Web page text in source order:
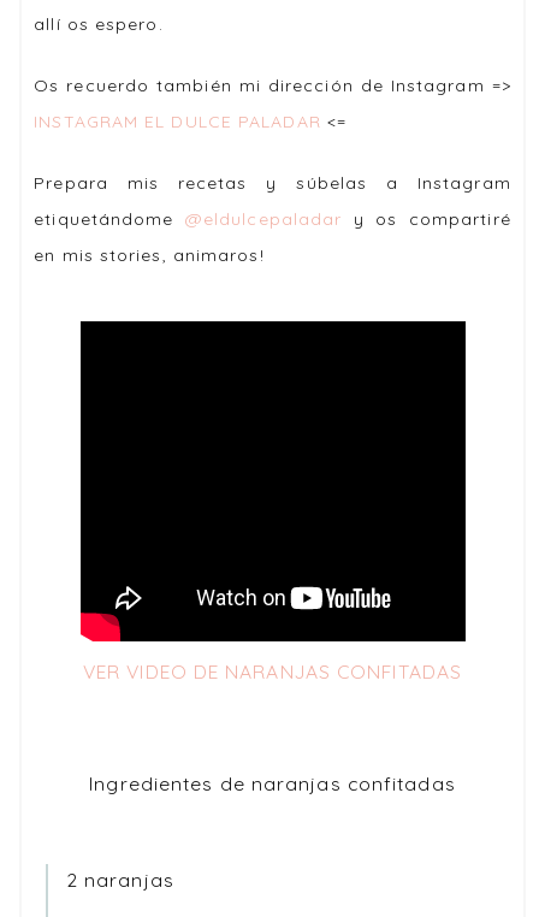
allí os espero.
Os recuerdo también mi dirección de Instagram =>
INSTAGRAM EL DULCE PALADAR <=
Prepara mis recetas y súbelas a Instagram
etiquetándome @eldulcepaladar y os compartiré
en mis stories, animaros!
VER VIDEO DE NARANJAS CONFITADAS
Ingredientes de naranjas confitadas
2 naranjas